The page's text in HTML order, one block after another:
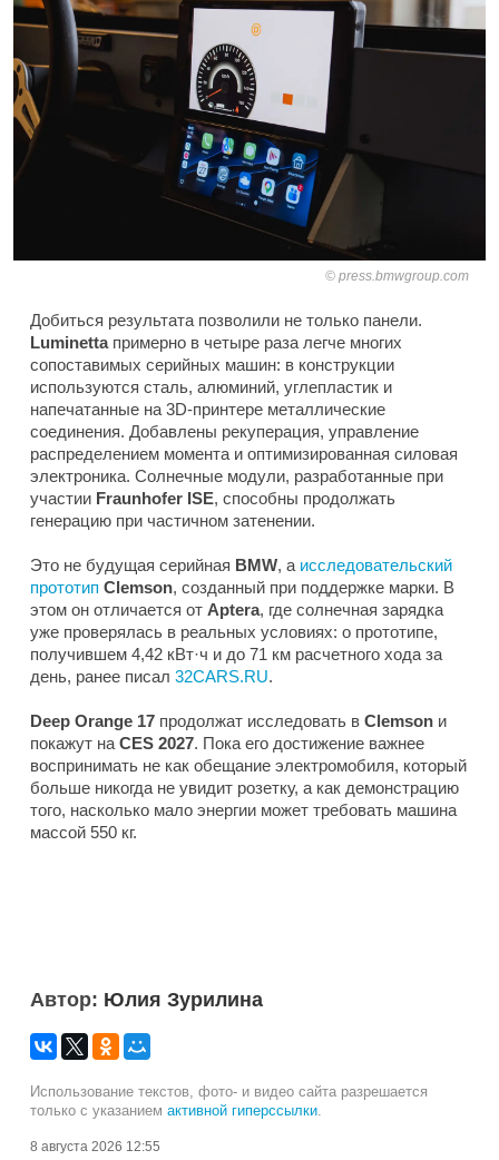
press.bmwgroup.com
Добиться результата позволили не только панели.
Luminettaпримерно в четыре раза легче многих
сопоставимых серийных машин: в конструкции
используются сталь, алюминий, углепластик и
напечатанные на 3D-принтере металлические
соединения. Добавлены рекуперация, управление
распределением момента и оптимизированная силовая
электроника. Солнечные модули, разработанные при
участии Fraunhofer ISE, способны продолжать
генерацию при частичном затенении.
Это не будущая серийная BMW, а исследовательский
прототип Clemson, созданный при поддержке марки. В
этом он отличается от Aptera, где солнечная зарядка
уже проверялась в реальных условиях: о прототипе,
получившем 4,42 кВт·ч и до 71 км расчетного хода за
день, ранее писал 32CARS.RU.
Deep Orange 17 продолжат исследовать в Clemson и
покажут на CES 2027. Пока его достижение важнее
воспринимать не как обещание электромобиля, который
больше никогда не увидит розетку, а как демонстрацию
того, насколько мало энергии может требовать машина
массой 550 кг.
Автор: Юлия Зурилина
Использование текстов, фото- и видео сайта разрешается
только с указанием активной гиперссылки.
8 августа 2026 12:55